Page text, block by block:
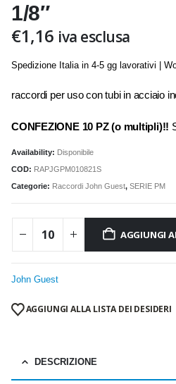
1/8″
€1,16 iva esclusa
Spedizione Italia in 4-5 gg lavorativi |
raccordi per uso con tubi in acciaio
CONFEZIONE 10 PZ (o multipli)!!
Availability: Disponibile
COD: RAPJGPM010821S
Categorie: Raccordi John Guest, SERIE PM
AGGIUNGI
John Guest
AGGIUNGI ALLA LISTA DEI DESIDERI
DESCRIZIONE